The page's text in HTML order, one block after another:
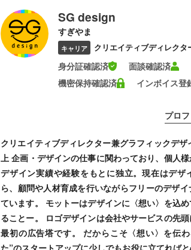
SG design
すぎやま
キャリア クリエイティブディレクタ
身分証確認済
面談確認済
機密保持確認済
インボイス登
プロ
クリエイティブディレクター兼グラフィックデ
上 企画・デザインの仕事に関わっており、個人
デザイン実績や経験をもとに独立。現在はデザ
ら、顧問や人材育成を行いながらフリーのデザ
ています。 モットーはデザインに〈想い〉を込
ることー。 ロゴデザインは会社やサービスの先
最初の広告塔です。 だからこそ〈想い〉を伝